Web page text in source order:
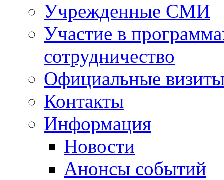
Учрежденные СМИ
Участие в
сотрудничество
Официальные
Контакты
Информация
Новости
Анонсы событий